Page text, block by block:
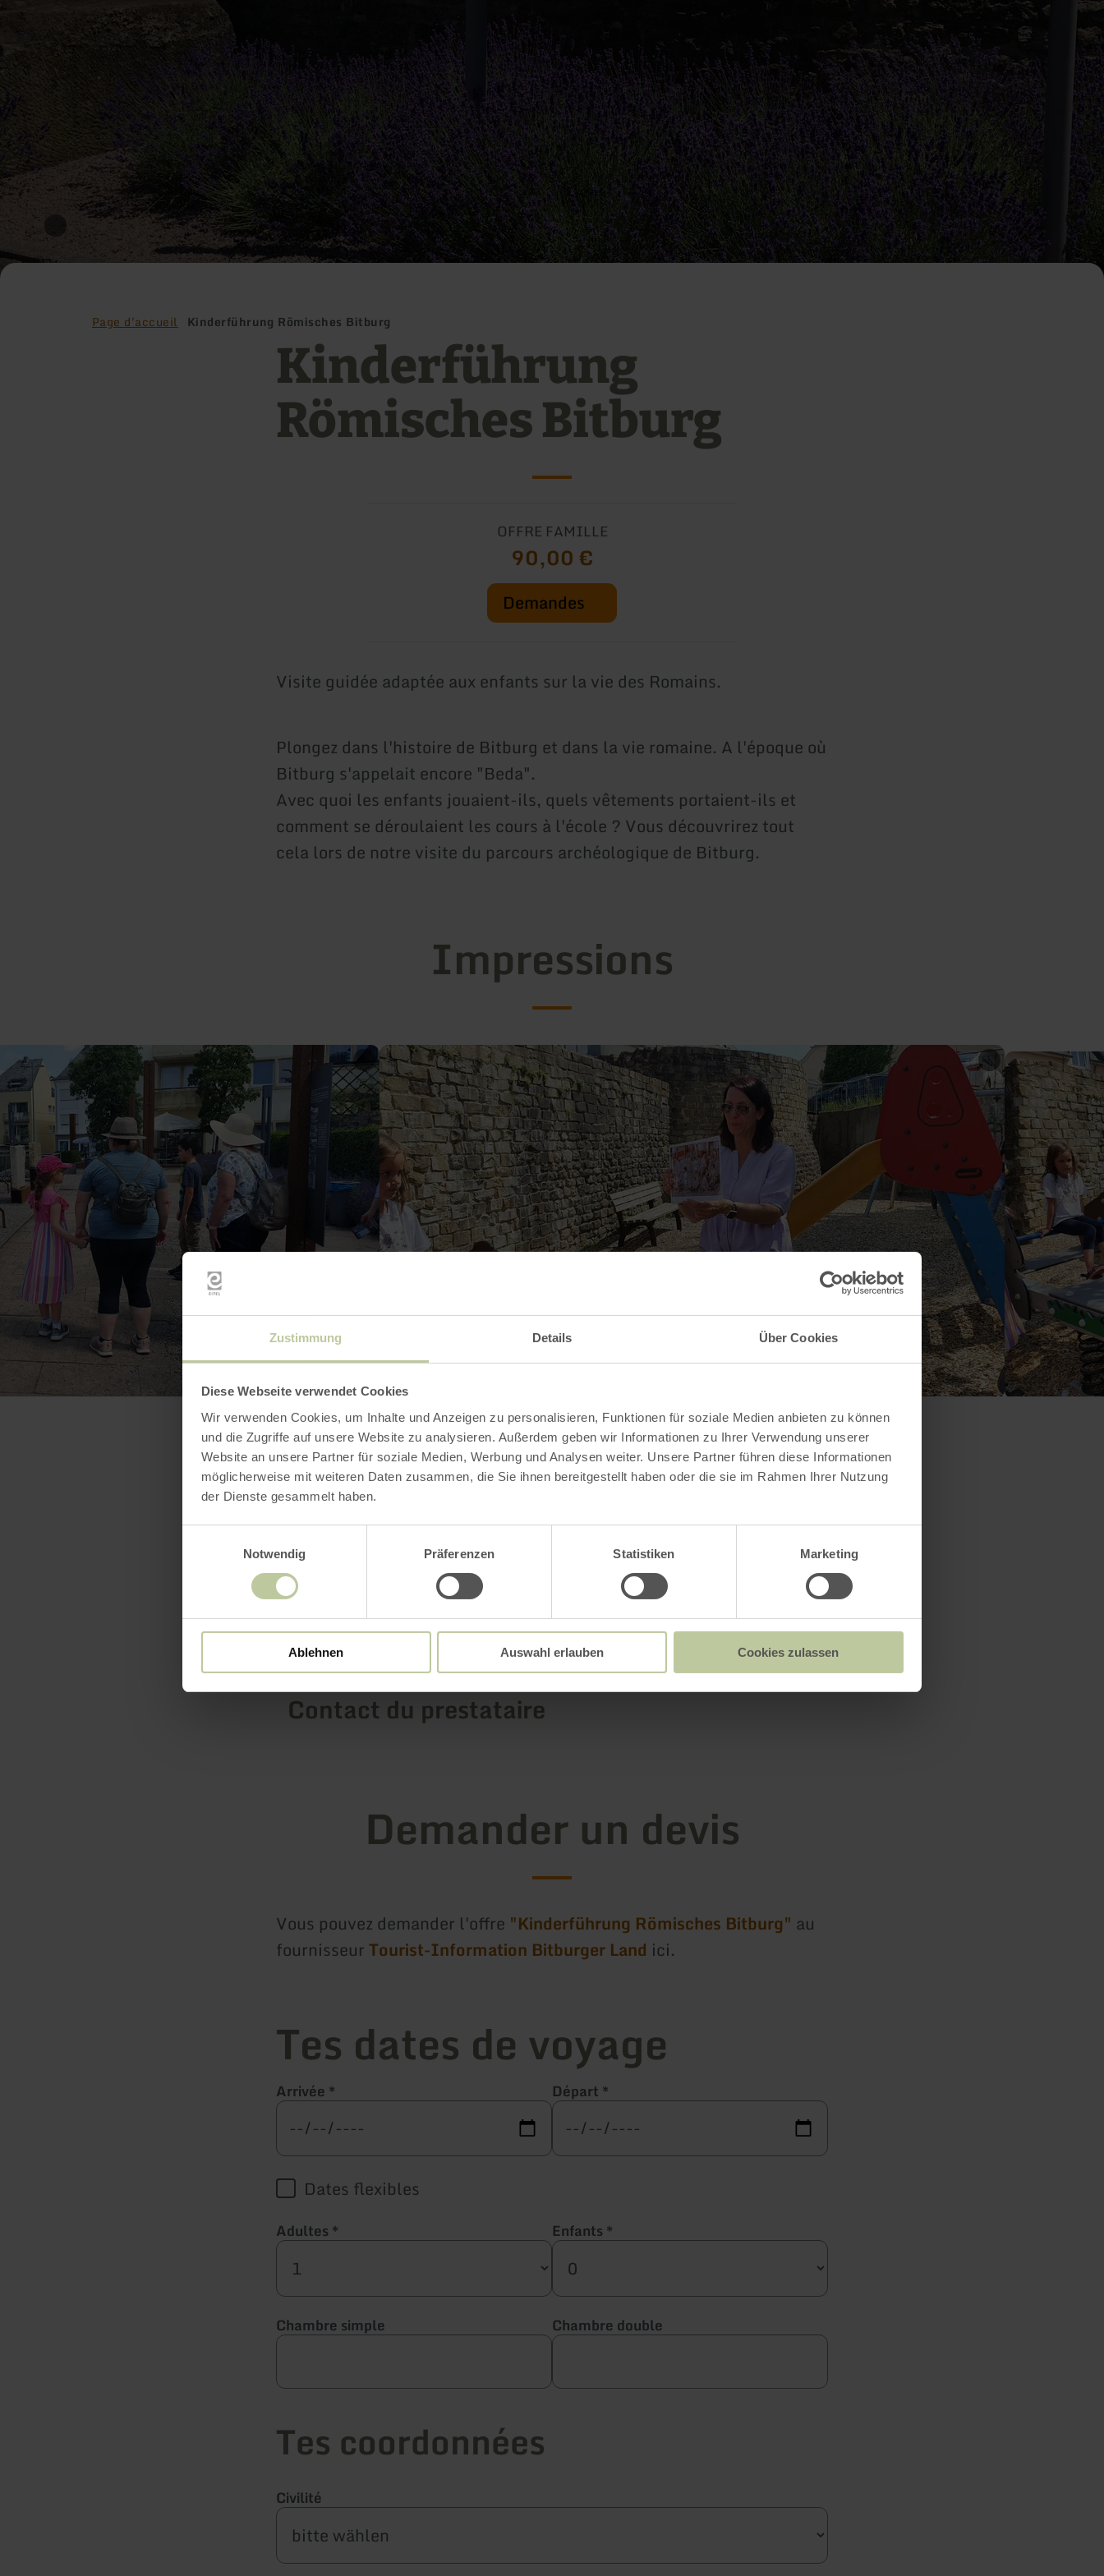
Zustimmung Details Über Cookies
Diese Webseite verwendet Cookies
Wir verwenden Cookies, um Inhalte und Anzeigen zu personalisieren, Funktionen für soziale Medien anbieten zu können
und die Zugriffe auf unsere Website zu analysieren. Außerdem geben wir Informationen zu Ihrer Verwendung unserer
Website an unsere Partner für soziale Medien, Werbung und Analysen weiter. Unsere Partner führen diese Informationen
möglicherweise mit weiteren Daten zusammen, die Sie ihnen bereitgestellt haben oder die sie im Rahmen Ihrer Nutzung
der Dienste gesammelt haben.
Notwendig
Präferenzen Statistiken Marketing
Ablehnen Auswahl erlauben Cookies zulassen
Page d'accueil Kinderführung Römisches Bitburg
Kinderführung
Römisches Bitburg
OFFRE FAMILLE
90,00 €
Demandes
Visite guidée adaptée aux enfants sur la vie des Romains.
Plongez dans l'histoire de Bitburg et dans la vie romaine. A l'époque où
Bitburg s'appelait encore "Beda".
Avec quoi les enfants jouaient-ils, quels vêtements portaient-ils et
comment se déroulaient les cours à l'école ? Vous découvrirez tout
cela lors de notre visite du parcours archéologique de Bitburg.
Impressions
Plus d'informations
Prestations
Prix
Contact du prestataire
Demander un devis
Vous pouvez demander l'offre "Kinderführung Römisches Bitburg" au
fournisseurTourist-Information Bitburger Land ici.
Tes dates de voyage
Arrivée * Départ *
Dates flexibles
Adultes * Enfants *
Chambre simple Chambre double
Tes coordonnées
Civilité